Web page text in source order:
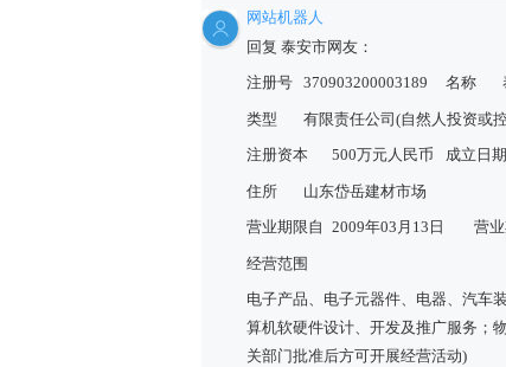
网站机器人
回复 泰安市网友：
注册号 370903200003189 名称
类型 有限责任公司(自然人投资或
注册资本 500万元人民币 成立日期
住所 山东岱岳建材市场
营业期限自 2009年03月13日 营
经营范围
电子产品、电子元器件、电器、汽车
算机软硬件设计、开发及推广服务；
关部门批准后方可开展经营活动)